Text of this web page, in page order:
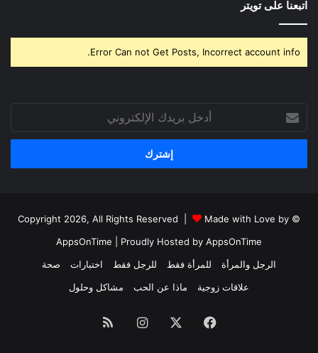
اتبعنا على تويتر
Error Can not Get Posts, Incorrect account info.
بريدك
الإلكتروني
© Copyright 2026, All Rights Reserved |
Made with Love by
AppsOnTime | Proudly Hosted by AppsOnTime
الرجل والمرأة
للمرأة فقط للرجل فقط اختبارات
صحة
علاقات زوجية
ماذا عن الحب مشاكل وحلول
فيسبوك انستقرام